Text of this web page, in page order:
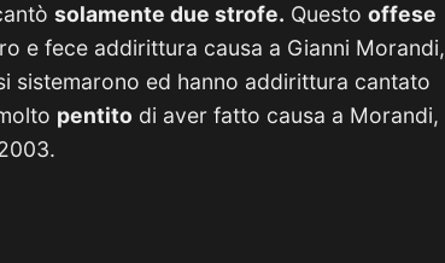
solamente due strofe. Questo offese
e fece addirittura causa a Gianni Morandi,
sistemarono ed hanno addirittura cantato
pentito di aver fatto causa a Morandi,